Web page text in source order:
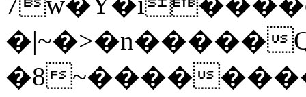
�|~�>�n�����
�8~����